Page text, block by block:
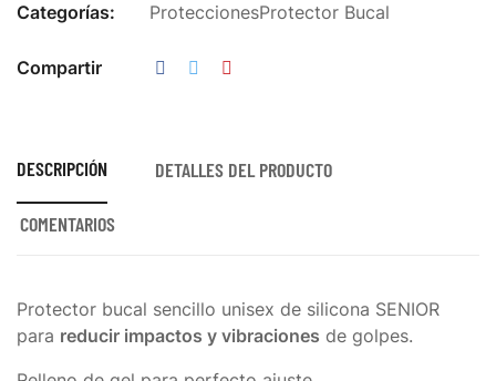
Categorías:
ProteccionesProtector Bucal
Compartir
DESCRIPCIÓN DETALLES DEL PRODUCTO
COMENTARIOS
Protector bucal sencillo unisex de silicona SENIOR
para reducir impactos y vibraciones de golpes.